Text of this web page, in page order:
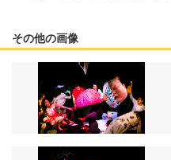
その他の画像